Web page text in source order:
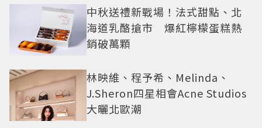
中秋送禮新戰場！法式甜點、北
海道乳酪搶市 爆紅檸檬蛋糕熱
銷破萬顆
林映維、程予希、Melinda、
J.Sheron四星相會Acne Studios
大曬北歐潮